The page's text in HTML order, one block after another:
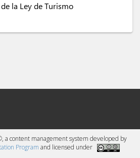
la Ley de Turismo
a content management system developed by
Program and licensed under